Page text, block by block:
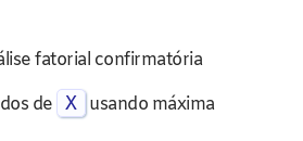
fatorial confirmatória
de
X
usando máxima